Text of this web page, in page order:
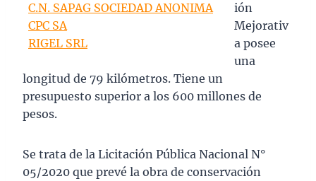
C.N. SAPAG SOCIEDAD ANONIMA
CPC SA
RIGEL SRL
ión
Mejorativ
a posee
una
longitud de 79 kilómetros. Tiene un
presupuesto superior a los 600 millones de
pesos.
Se trata de la Licitación Pública Nacional N°
05/2020 que prevé la obra de conservación